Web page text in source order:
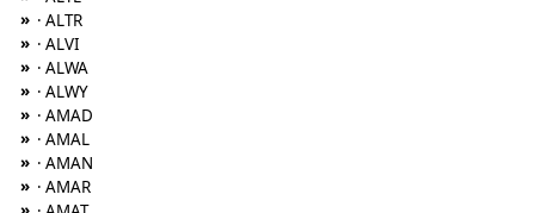
» · ALTR
» · ALVI
» · ALWA
» · ALWY
» · AMAD
» · AMAL
» · AMAN
» · AMAR